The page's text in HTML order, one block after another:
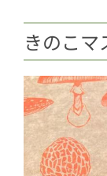
きのこ